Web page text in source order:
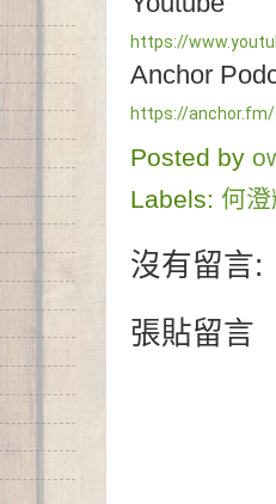
https://
https://
Posted by
Labels: 何
沒有留言:
張貼留言